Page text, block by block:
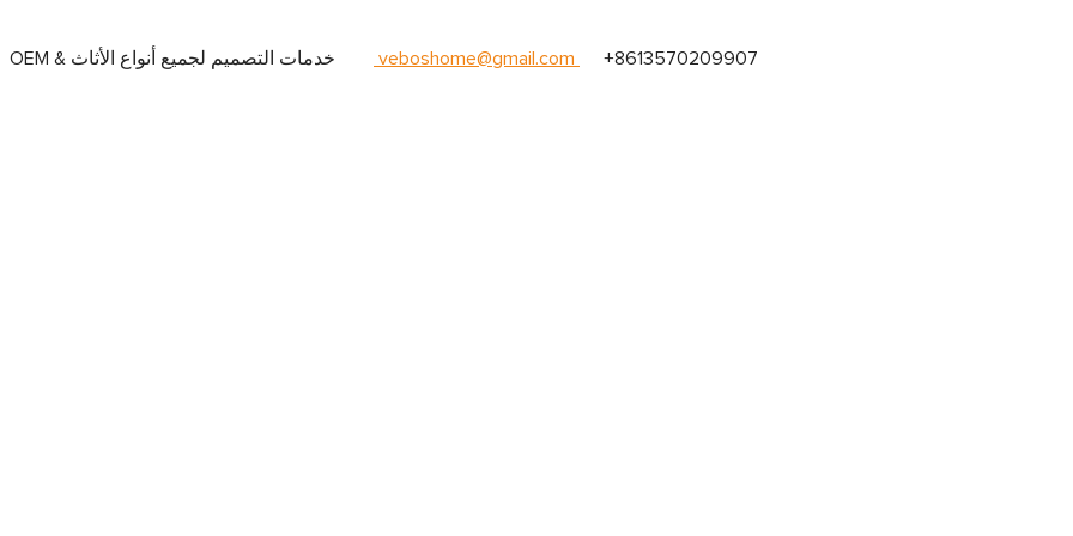
veboshome@gmail.com +8613570209907